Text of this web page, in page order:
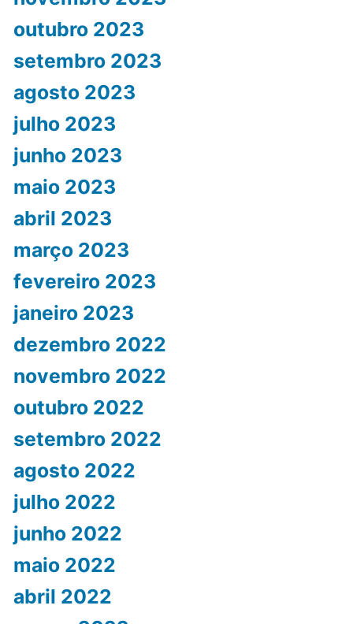
outubro 2023
setembro 2023
agosto 2023
julho 2023
junho 2023
maio 2023
abril 2023
março 2023
fevereiro 2023
janeiro 2023
dezembro 2022
novembro 2022
outubro 2022
setembro 2022
agosto 2022
julho 2022
junho 2022
maio 2022
abril 2022